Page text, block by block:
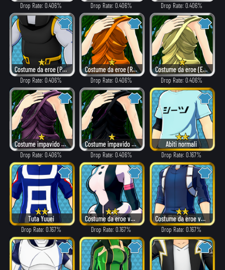
Drop Rate: 0.406% Drop Rate: 0.406% Drop Rate: 0.406%
Costume da eroe (Pericoloso)
Drop Rate: 0.406%
Costume da eroe (Rovente)
Drop Rate: 0.406%
Costume da eroe (Elegante)
Drop Rate: 0.406%
Costume impavido (Villain)
Drop Rate: 0.406%
Costume impavido (Pericoloso)
Drop Rate: 0.406%
Abiti normali
Drop Rate: 0.167%
Tuta Yuuei
Drop Rate: 0.167%
Costume da eroe versione β
Drop Rate: 0.167%
Costume da eroe versione β
Drop Rate: 0.167%